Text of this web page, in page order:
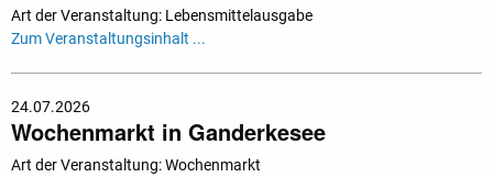
Art der Veranstaltung: Lebensmittelausgabe
Zum Veranstaltungsinhalt ...
24.07.2026
Wochenmarkt in Ganderkesee
Art der Veranstaltung: Wochenmarkt